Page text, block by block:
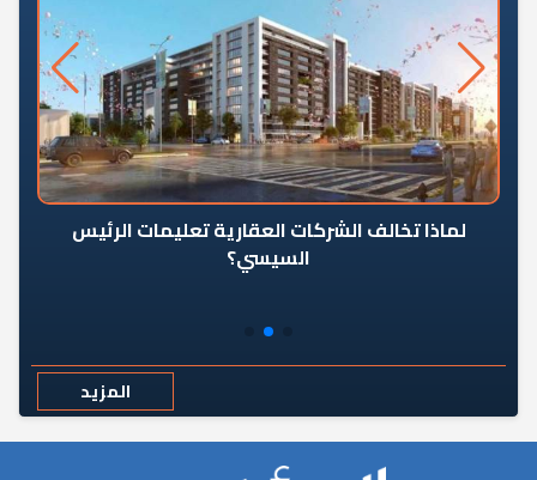
لماذا تخالف الشركات العقارية تعليمات الرئيس
السيسي؟
المزيد